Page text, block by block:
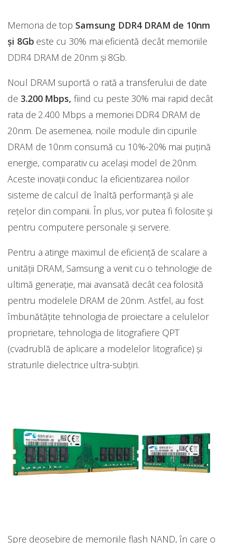
Memoria de top Samsung DDR4 DRAM de 10nm
şi 8Gb este cu 30% mai eficientă decât memoriile
DDR4 DRAM de 20nm și 8Gb.
Noul DRAM suportă o rată a transferului de date
de 3.200 Mbps, fiind cu peste 30% mai rapid decât
rata de 2.400 Mbps a memoriei DDR4 DRAM de
20nm. De asemenea, noile module din cipurile
DRAM de 10nm consumă cu 10%-20% mai puțină
energie, comparativ cu același model de 20nm.
Aceste inovaţii conduc la eficientizarea noilor
sisteme de calcul de înaltă performanță și ale
rețelor din companii. În plus, vor putea fi folosite și
pentru computere personale și servere.
Pentru a atinge maximul de eficiență de scalare a
unităţii DRAM, Samsung a venit cu o tehnologie de
ultimă generaţie, mai avansată decât cea folosită
pentru modelele DRAM de 20nm. Astfel, au fost
îmbunătățite tehnologia de proiectare a celulelor
proprietare, tehnologia de litografiere QPT
(cvadrublă de aplicare a modelelor litografice) și
straturile dielectrice ultra-subțiri.
Spre deosebire de memoriile flash NAND, în care o